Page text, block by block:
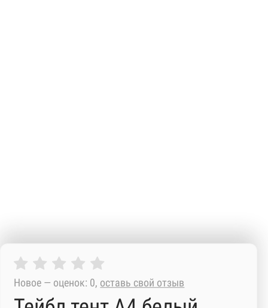
Новое — оценок: 0, оставь свой отзыв